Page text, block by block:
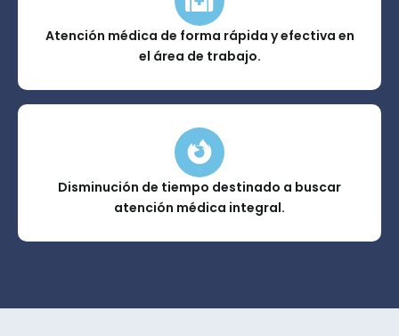
Atención médica de forma rápida y efectiva en
el área de trabajo.
Disminución de tiempo destinado a buscar
atención médica integral.